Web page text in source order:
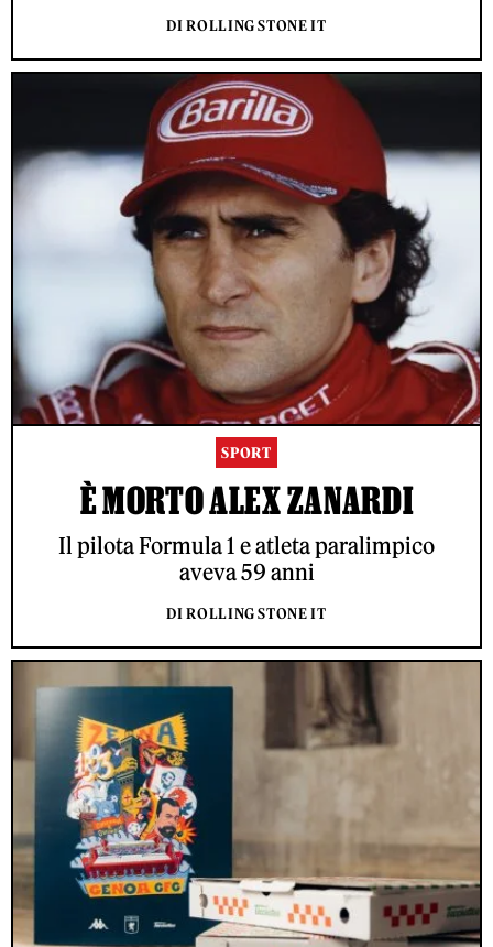
DI ROLLING STONE IT
SPORT
È MORTO ALEX ZANARDI
Il pilota Formula 1 e atleta paralimpico
aveva 59 anni
DI ROLLING STONE IT